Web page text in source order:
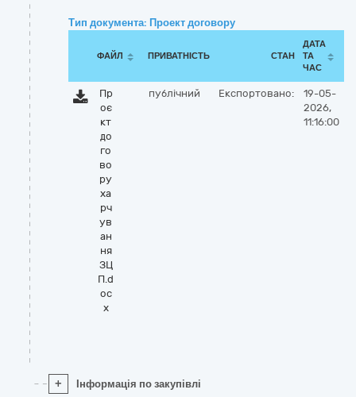
Тип документа: Проект договору
ФАЙЛ ПРИВАТНІСТЬ СТАН
ДАТА
ТА
ЧАС
Пр
оє
кт
до
го
во
ру
ха
рч
ув
ан
ня
ЗЦ
П.d
oc
x
публічний Експортовано:
19-05-
2026,
11:16:00
+ Інформація по закупівлі